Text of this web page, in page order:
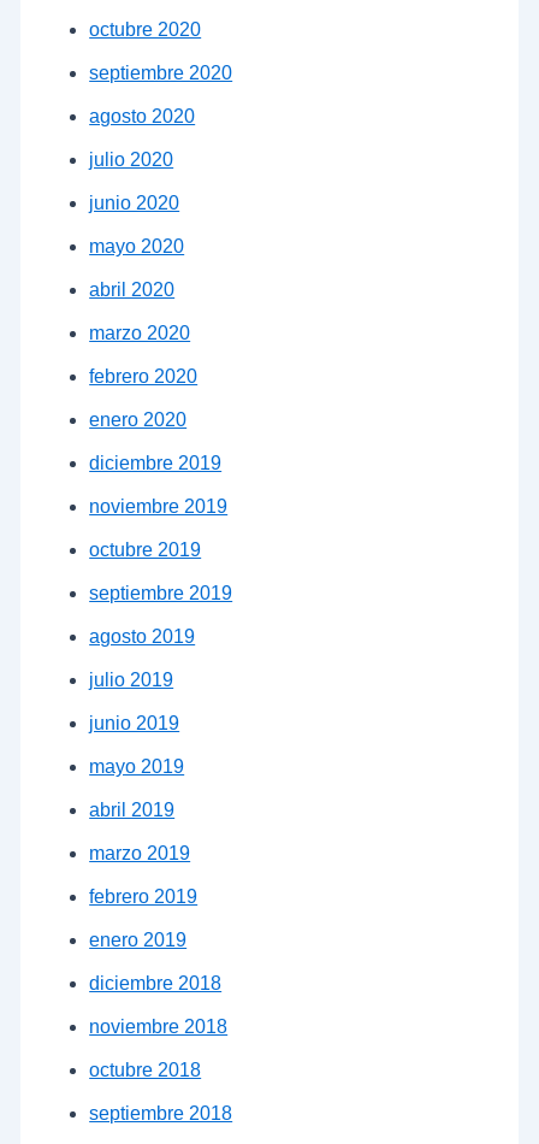
octubre 2020
septiembre 2020
agosto 2020
julio 2020
junio 2020
mayo 2020
abril 2020
marzo 2020
febrero 2020
enero 2020
diciembre 2019
noviembre 2019
octubre 2019
septiembre 2019
agosto 2019
julio 2019
junio 2019
mayo 2019
abril 2019
marzo 2019
febrero 2019
enero 2019
diciembre 2018
noviembre 2018
octubre 2018
septiembre 2018